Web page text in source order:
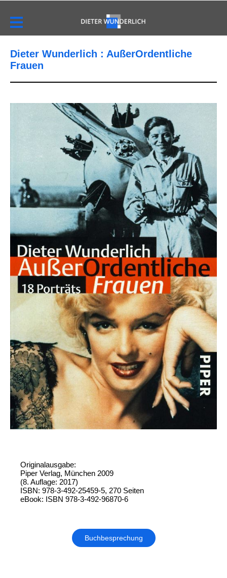
Dieter Wunderlich : AußerOrdentliche
Frauen
Originalausgabe:
Piper Verlag, München 2009
(8. Auflage: 2017)
ISBN: 978-3-492-25459-5, 270 Seiten
eBook: ISBN 978-3-492-96870-6
Buchbesprechung